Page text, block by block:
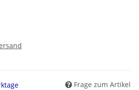
Frage zum Artikel